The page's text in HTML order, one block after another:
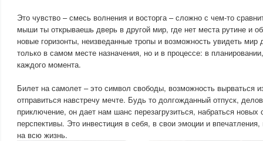
Это чувство – смесь волнения и восторга – сложно с чем-то
мыши ты открываешь дверь в другой мир, где нет места рутине и
новые горизонты, неизведанные тропы и возможность увидеть
только в самом месте назначения, но и в процессе: в
каждого момента.
Билет на самолет – это символ свободы, возможность вырваться
отправиться навстречу мечте. Будь то долгожданный отпуск,
приключение, он дает нам шанс перезагрузиться, набраться
перспективы. Это инвестиция в себя, в свои эмоции и
на всю жизнь.